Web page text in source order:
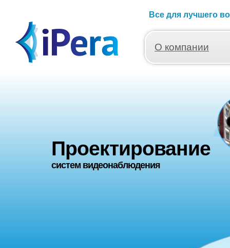
Все для лучшего
О компании
Дистрибуция
систем видеонаблюдения
Проектирование